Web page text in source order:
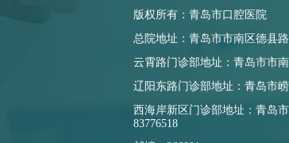
版权所有：青岛市口腔医院
总院地址：青岛市市南区德县
云霄路门诊部地址：青岛市市
辽阳东路门诊部地址：青岛市
西海岸新区门诊部地址：青岛
83776518